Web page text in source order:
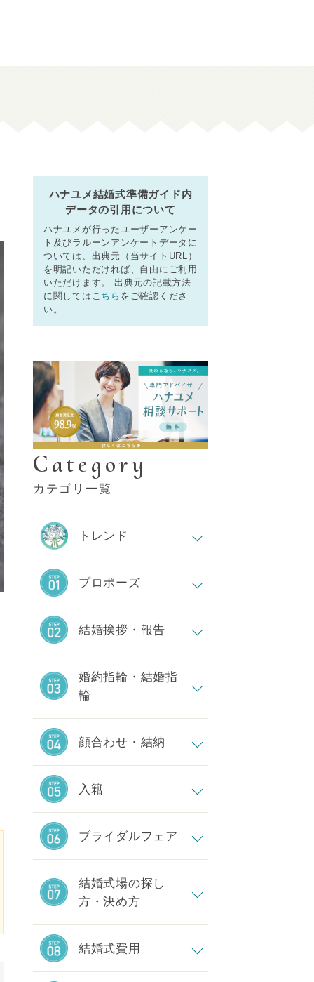
ハナユメ結婚式準備ガイド内
データの引用について
ハナユメが行ったユーザーアンケー
ト及びラルーンアンケートデータに
ついては、出典元（当サイトURL）
を明記いただければ、自由にご利用
いただけます。 出典元の記載方法
に関しては こちら をご確認くださ
い。
Category
カテゴリ一覧
トレンド
プロポーズ
結婚挨拶・報告
婚約指輪・結婚指
輪
顔合わせ・結納
入籍
ブライダルフェア
結婚式場の探し
方・決め方
結婚式費用